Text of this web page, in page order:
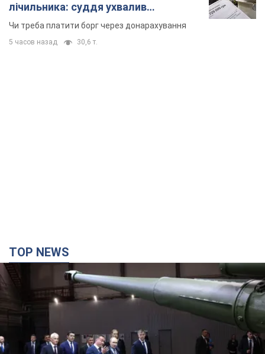
лічильника: суддя ухвалив
неочікуване рішення
Чи треба платити борг через донарахування
5 часов назад 30,6 т.
TOP NEWS